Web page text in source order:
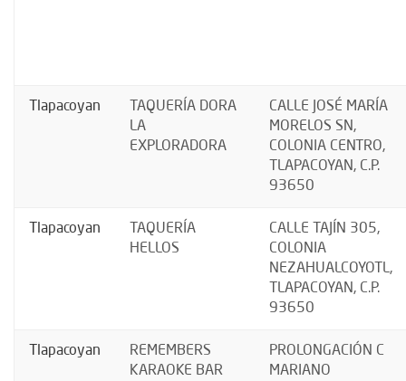
Tlapacoyan
TAQUERÍA DORA
LA
EXPLORADORA
CALLE JOSÉ MARÍA
MORELOS SN,
COLONIA CENTRO,
TLAPACOYAN, C.P.
93650
Tlapacoyan
TAQUERÍA
HELLOS
CALLE TAJÍN 305,
COLONIA
NEZAHUALCOYOTL,
TLAPACOYAN, C.P.
93650
Tlapacoyan
REMEMBERS
KARAOKE BAR
PROLONGACIÓN C
MARIANO